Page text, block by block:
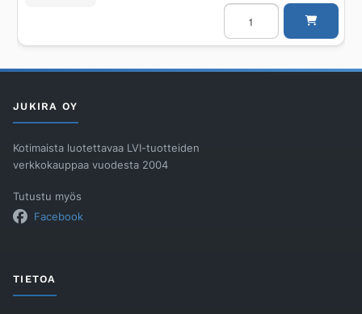
Korotusrengas
lattiakaivolle
PURUS
FHP-
JUKIRA OY
Kotimaista luotettavaa LVI-tuotteiden
verkkokauppaa vuodesta 2004
Tutustu myös
Facebook
TIETOA